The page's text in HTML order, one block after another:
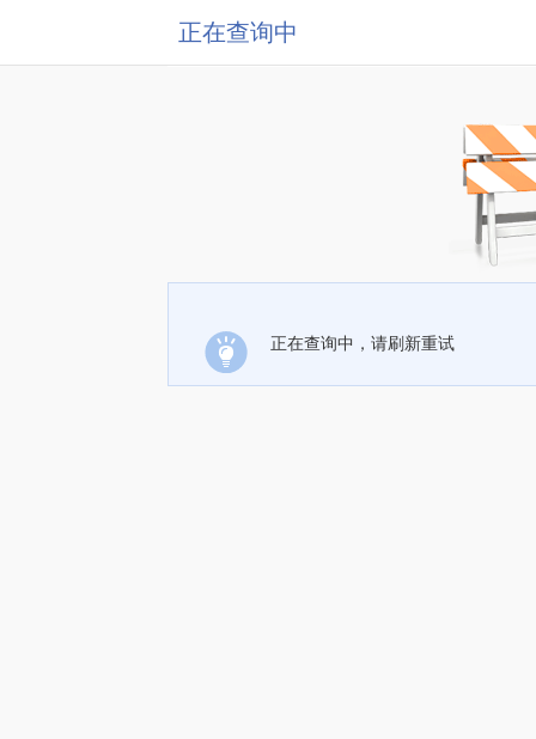
正在查询中
正在查询中，请刷新重试